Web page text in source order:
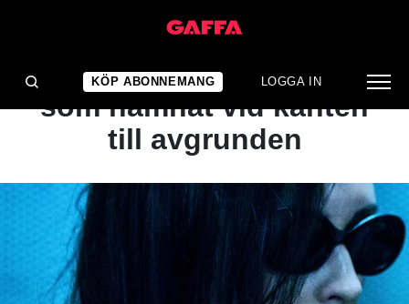
KÖP ABONNEMANG LOGGA IN
ARTIKEL
BÄST JUST NU: Älskare
som hamnat vid kanten
till avgrunden